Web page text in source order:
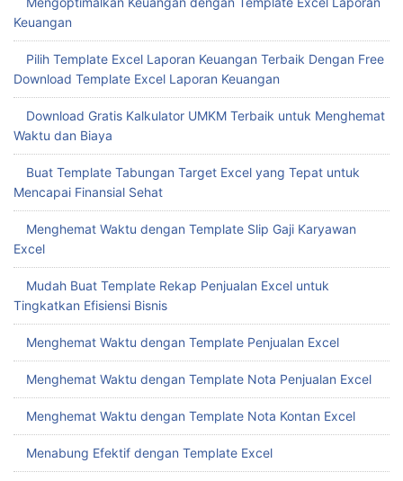
Keuangan
Pilih Template Excel Laporan Keuangan Terbaik Dengan Free
Download Template Excel Laporan Keuangan
Download Gratis Kalkulator UMKM Terbaik untuk Menghemat
Waktu dan Biaya
Buat Template Tabungan Target Excel yang Tepat untuk
Mencapai Finansial Sehat
Menghemat Waktu dengan Template Slip Gaji Karyawan
Excel
Mudah Buat Template Rekap Penjualan Excel untuk
Tingkatkan Efisiensi Bisnis
Menghemat Waktu dengan Template Penjualan Excel
Menghemat Waktu dengan Template Nota Penjualan Excel
Menghemat Waktu dengan Template Nota Kontan Excel
Menabung Efektif dengan Template Excel